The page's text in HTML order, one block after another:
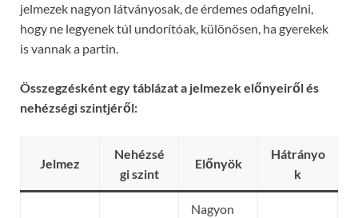
jelmezek nagyon látványosak, de érdemes odafigyelni,
hogy ne legyenek túl undorítóak, különösen, ha gyerekek
is vannak a partin.
Összegzésként egy táblázat a jelmezek előnyeiről és
nehézségi szintjéről:
Jelmez
Nehézsé
gi szint
Előnyök
Hátrányo
k
Nagyon